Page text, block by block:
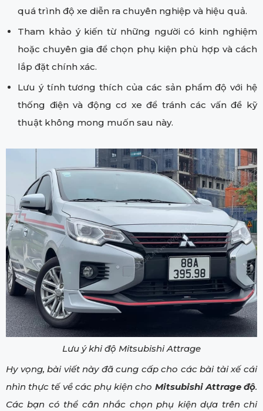
quá trình độ xe diễn ra chuyên nghiệp và hiệu quả.
Tham khảo ý kiến từ những người có kinh nghiệm
hoặc chuyên gia để chọn phụ kiện phù hợp và cách
lắp đặt chính xác.
Lưu ý tính tương thích của các sản phẩm độ với hệ
thống điện và động cơ xe để tránh các vấn đề kỹ
thuật không mong muốn sau này.
Lưu ý khi độ Mitsubishi Attrage
Hy vọng, bài viết này đã cung cấp cho các bài tài xế cái
nhìn thực tế về các phụ kiện cho Mitsubishi Attrage độ.
Các bạn có thể cân nhắc chọn phụ kiện dựa trên chi